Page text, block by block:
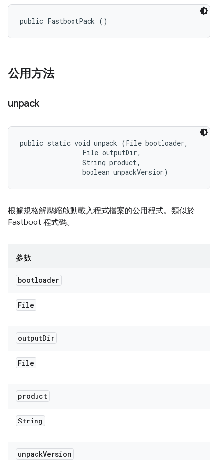
public FastbootPack ()
公用方法
unpack
public static void unpack (File bootloader,
                File outputDir,
                String product,
                boolean unpackVersion)
根據規格解壓縮啟動載入程式檔案的公用程式。類似於
Fastboot 程式碼。
參數
bootloader
File
outputDir
File
product
String
unpackVersion